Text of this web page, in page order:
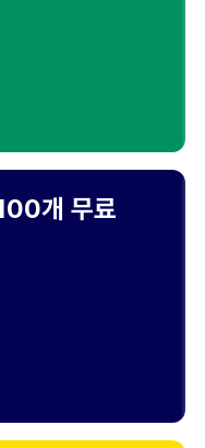
개 무료